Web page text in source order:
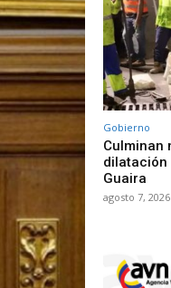
Gobierno
Culminan
dilatación
Guaira
agosto 7, 2026